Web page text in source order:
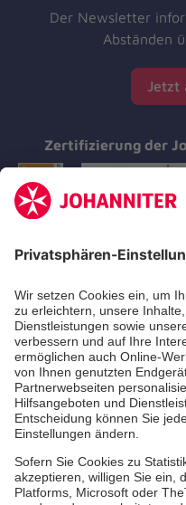
Der Newsletter
Abständen
Jetzt
Zertifizierung der
Aus- &
Jobs